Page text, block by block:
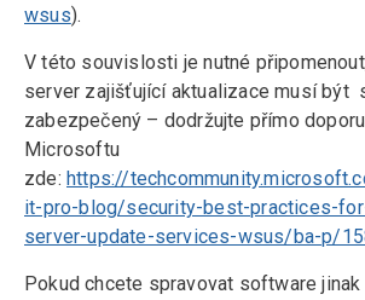
wsus).
V této souvislosti je nutné
server zajišťující aktualizace musí být
zabezpečený – dodržujte přímo
Microsoftu
zde: https://
it-pro-blog/security-best-practices-
server-update-services-wsus/ba-p/
Pokud chcete spravovat software